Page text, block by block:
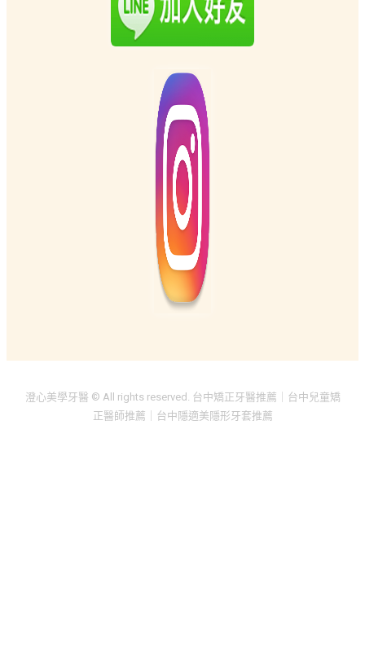
澄心美學牙醫 © All rights reserved. 台中矯正牙醫推薦｜台中兒童矯
正醫師推薦｜台中隱適美隱形牙套推薦